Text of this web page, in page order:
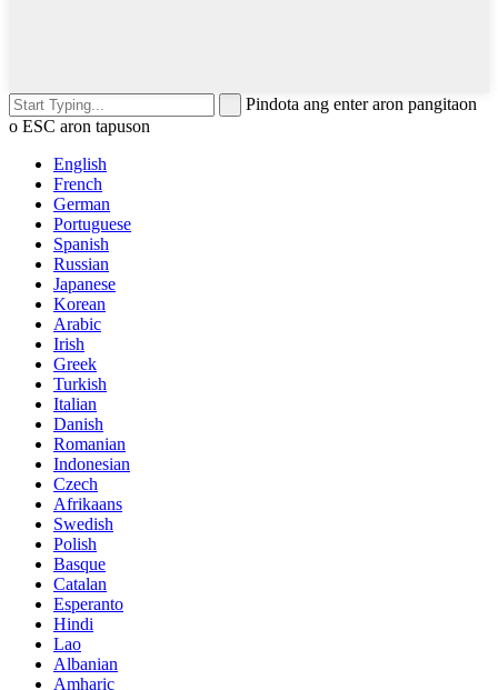
Pindota ang enter aron pangitaon
o ESC aron tapuson
English
French
German
Portuguese
Spanish
Russian
Japanese
Korean
Arabic
Irish
Greek
Turkish
Italian
Danish
Romanian
Indonesian
Czech
Afrikaans
Swedish
Polish
Basque
Catalan
Esperanto
Hindi
Lao
Albanian
Amharic